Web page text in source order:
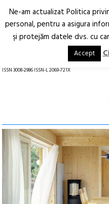
Arhitectură.
Oraș.
ISSN 3008-2986 ISSN-L 2069-721X
Ne-am actualizat Politica
personal, pentru a asigura
şi protejăm datele dvs. cu
Accept